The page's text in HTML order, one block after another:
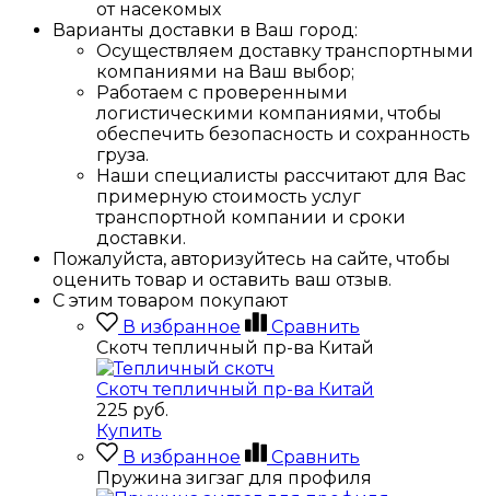
от насекомых
Варианты доставки в Ваш город:
Осуществляем доставку транспортными
компаниями на Ваш выбор;
Работаем с проверенными
логистическими компаниями, чтобы
обеспечить безопасность и сохранность
груза.
Наши специалисты рассчитают для Вас
примерную стоимость услуг
транспортной компании и сроки
доставки.
Пожалуйста, авторизуйтесь на сайте, чтобы
оценить товар и оставить ваш отзыв.
С этим товаром покупают
В избранное
Сравнить
Скотч тепличный пр-ва Китай
Скотч тепличный пр-ва Китай
225 руб.
Купить
В избранное
Сравнить
Пружина зигзаг для профиля